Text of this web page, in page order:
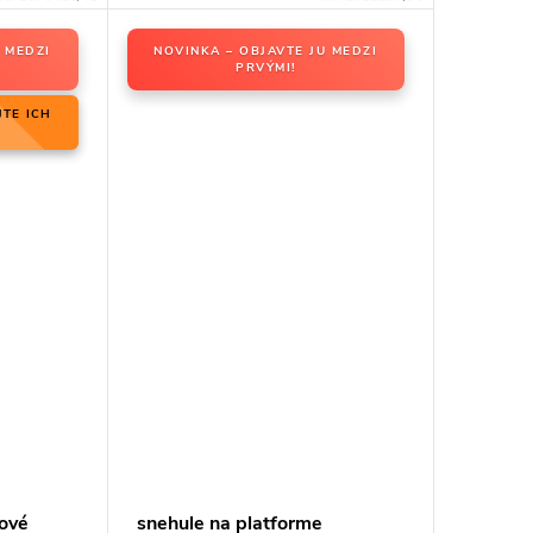
ICH
NOVINKA – OBJAVTE JU MEDZI
PRVÝMI!
snehule na platforme